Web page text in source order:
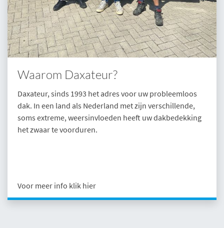
Waarom Daxateur?
Daxateur, sinds 1993 het adres voor uw probleemloos
dak. In een land als Nederland met zijn verschillende,
soms extreme, weersinvloeden heeft uw dakbedekking
het zwaar te voorduren.
Voor meer info klik hier